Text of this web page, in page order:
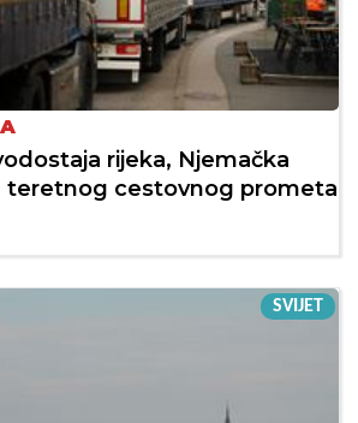
rijeka, Njemačka
teretnog cestovnog prometa
SVIJET